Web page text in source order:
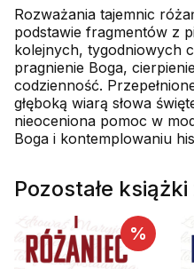
Rozważania tajemnic
podstawie fragmentów z
kolejnych, tygodniowych
pragnienie Boga,
codzienność.
głęboką wiarą słowa
nieoceniona pomoc w
Boga i kontemplowaniu
Pozostałe
%